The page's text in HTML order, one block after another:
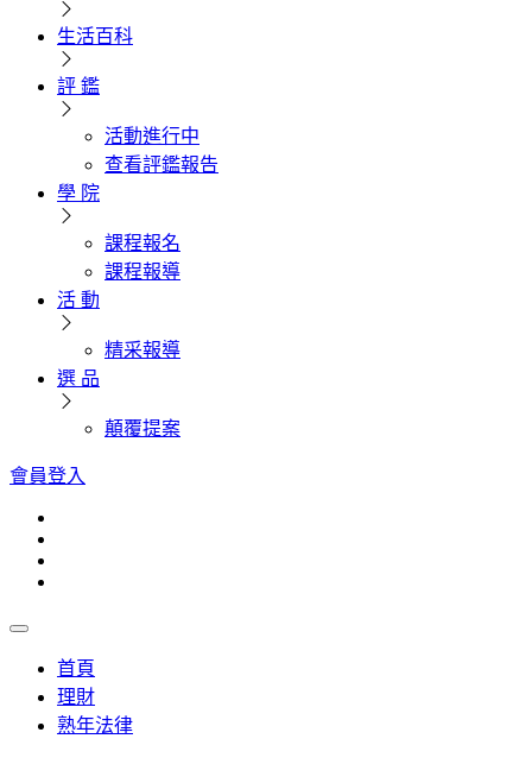
生活百科
評 鑑
活動進行中
查看評鑑報告
學 院
課程報名
課程報導
活 動
精采報導
選 品
顛覆提案
會員登入
首頁
理財
熟年法律